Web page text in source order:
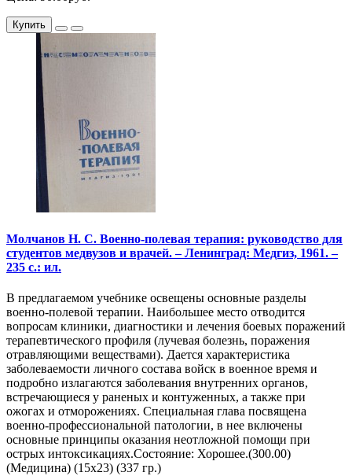
Купить
Молчанов Н. С. Военно-полевая терапия: руководство для
студентов медвузов и врачей. – Ленинград: Медгиз, 1961. –
235 с.: ил.
В предлагаемом учебнике освещены основные разделы
военно-полевой терапии. Наибольшее место отводится
вопросам клиники, диагностики и лечения боевых поражений
терапевтического профиля (лучевая болезнь, поражения
отравляющими веществами). Дается характеристика
заболеваемости личного состава войск в военное время и
подробно излагаются заболевания внутренних органов,
встречающиеся у раненых и контуженных, а также при
ожогах и отморожениях. Специальная глава посвящена
военно-профессиональной патологии, в нее включены
основные принципы оказания неотложной помощи при
острых интоксикациях.Состояние: Хорошее.(300.00)
(Медицина) (15х23) (337 гр.)